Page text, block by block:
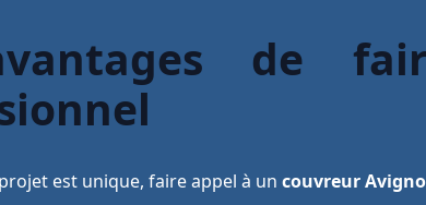
de
est unique, faire appel à un couvreur